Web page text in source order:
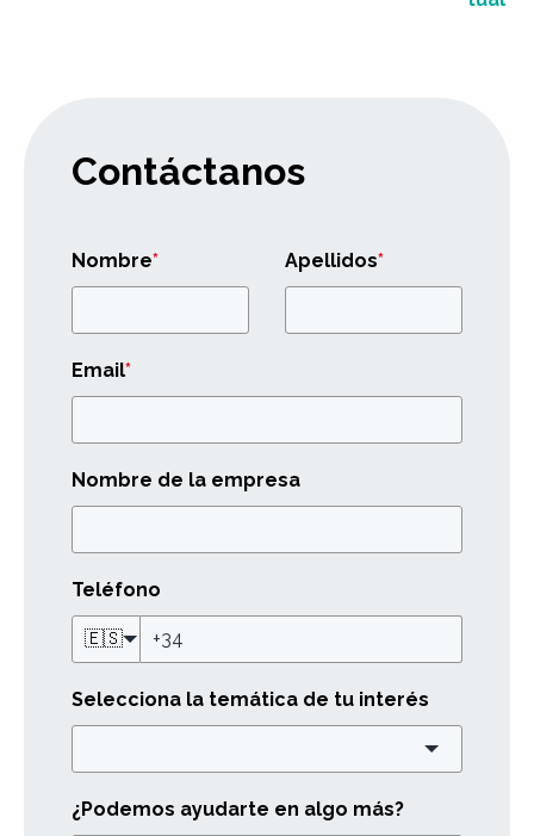
Contáctanos
Nombre* Apellidos*
Email*
Nombre de la empresa
Teléfono
🇪🇸
Selecciona la temática de tu interés
¿Podemos ayudarte en algo más?